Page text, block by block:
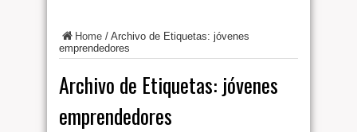
Home / Archivo de Etiquetas: jóvenes
emprendedores
Archivo de Etiquetas: jóvenes
emprendedores